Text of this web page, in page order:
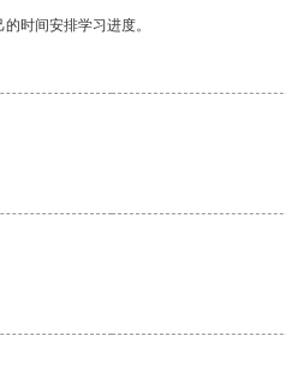
时间安排学习进度。